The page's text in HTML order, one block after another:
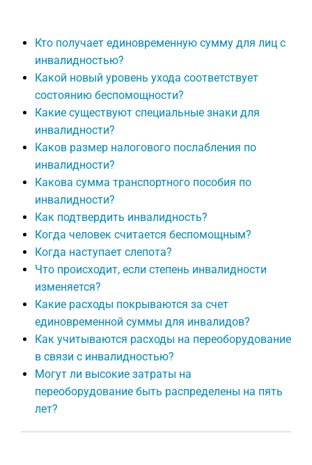
Кто получает единовременную сумму для лиц с
инвалидностью?
Какой новый уровень ухода соответствует
состоянию беспомощности?
Какие существуют специальные знаки для
инвалидности?
Каков размер налогового послабления по
инвалидности?
Какова сумма транспортного пособия по
инвалидности?
Как подтвердить инвалидность?
Когда человек считается беспомощным?
Когда наступает слепота?
Что происходит, если степень инвалидности
изменяется?
Какие расходы покрываются за счет
единовременной суммы для инвалидов?
Как учитываются расходы на переоборудование
в связи с инвалидностью?
Могут ли высокие затраты на
переоборудование быть распределены на пять
лет?